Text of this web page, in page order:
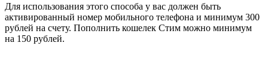
Для использования этого способа у вас должен быть
активированный номер мобильного телефона и минимум 300
рублей на счету. Пополнить кошелек Стим можно минимум
на 150 рублей.